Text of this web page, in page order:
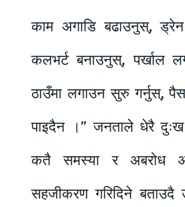
काम अगाडि बढाउनुस्,
कलभर्ट बनाउनुस्, पर्खाल
ठाउँमा लगाउन सुरु गर्नुस्,
पाइदैन ।” जनताले धेरै
कतै समस्या र अबरोध
सहजीकरण गरिदिने बताउदै